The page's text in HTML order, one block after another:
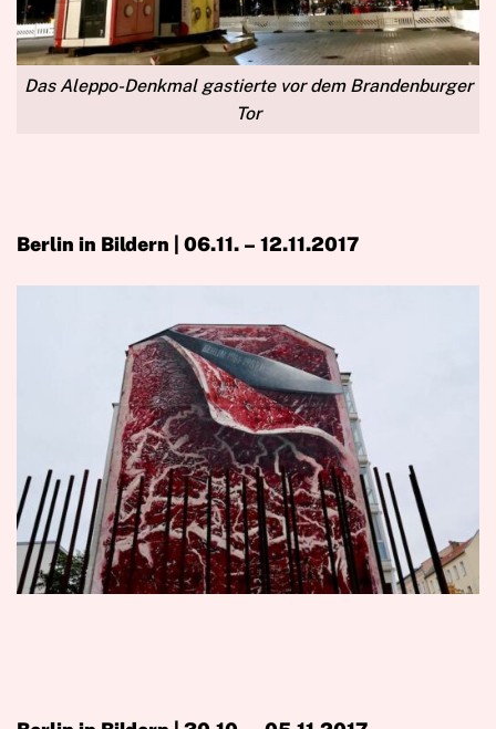
Das Aleppo-Denkmal gastierte vor dem Brandenburger
Tor
Berlin in Bildern | 06.11. – 12.11.2017